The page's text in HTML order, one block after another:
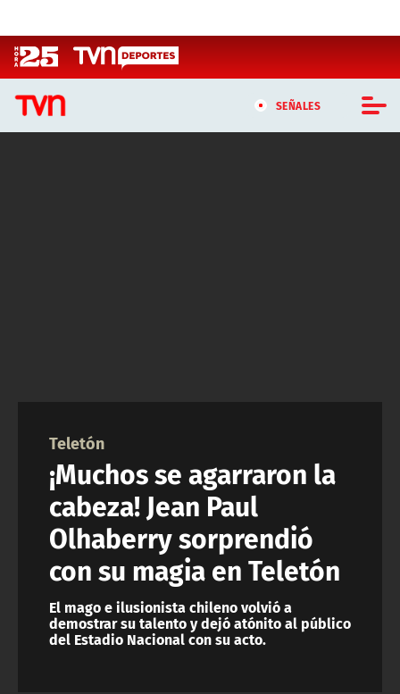
SEÑALES
ACTUALIDAD Y TENDENCIAS
CORPORATIVO Y TRANSPARENCIA
CANAL DE DENUNCIAS
ÁREA DE PROYECTOS
Teletón
¡Muchos se agarraron la
cabeza! Jean Paul
Olhaberry sorprendió
con su magia en Teletón
El mago e ilusionista chileno volvió a
demostrar su talento y dejó atónito al público
del Estadio Nacional con su acto.